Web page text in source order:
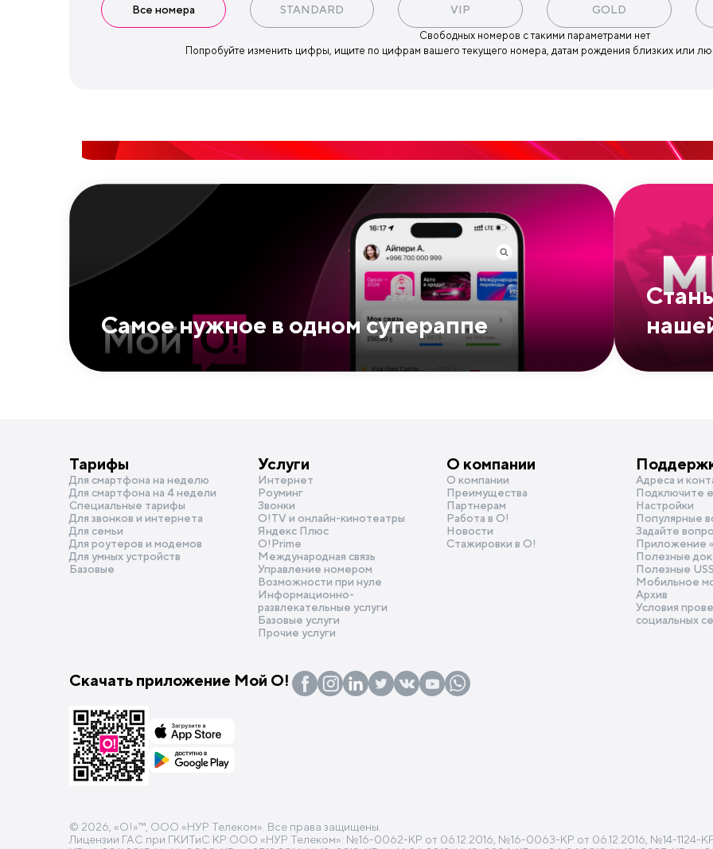
Все номера STANDARD VIP GOLD
Свободных номеров с такими параметрами нет
Попробуйте изменить цифры, ищите по цифрам вашего текущего номера, датам рождения близких или
Самое нужное в одном супераппе
Тарифы
Для смартфона на неделю
Для смартфона на 4 недели
Специальные тарифы
Для звонков и интернета
Для семьи
Для роутеров и модемов
Для умных устройств
Базовые
Услуги
Интернет
Роуминг
Звонки
O!TV и онлайн-кинотеатры
Яндекс Плюс
О!Prime
Международная связь
Управление номером
Возможности при нуле
Информационно-
развлекательные услуги
Базовые услуги
Прочие услуги
О компании
О компании
Преимущества
Партнерам
Работа в О!
Новости
Стажировки в О!
Адреса и
Подключите
Настройки
Популярные
Задайте
Приложение
Полезные
Полезные
Мобильное
Архив
Условия
социальных
Скачать приложение Мой О!
© 2026, «O!»™, ООО «НУР Телеком». Все права защищены.
Лицензии ГАС при ГКИТиС КР:ООО «НУР Телеком»: №16-0062-КР от 06.12.2016, №16-0063-КР от 06.12.2016, №14-1124-КР